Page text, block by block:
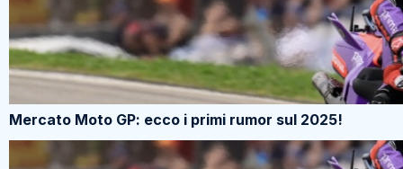
Mercato Moto GP: ecco i primi rumor sul 2025!